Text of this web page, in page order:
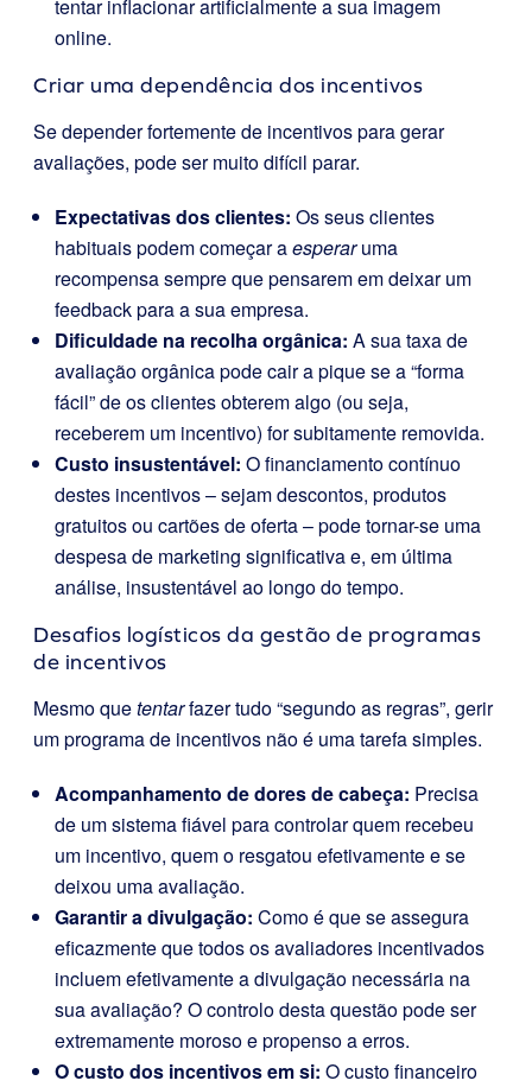
tentar inflacionar artificialmente a sua imagem
online.
Criar uma dependência dos incentivos
Se depender fortemente de incentivos para gerar
avaliações, pode ser muito difícil parar.
Expectativas dos clientes: Os seus clientes
habituais podem começar aesperaruma
recompensa sempre que pensarem em deixar um
feedback para a sua empresa.
Dificuldade na recolha orgânica: A sua taxa de
avaliação orgânica pode cair a pique se a “forma
fácil” de os clientes obterem algo (ou seja,
receberem um incentivo) for subitamente removida.
Custo insustentável: O financiamento contínuo
destes incentivos – sejam descontos, produtos
gratuitos ou cartões de oferta – pode tornar-se uma
despesa de marketing significativa e, em última
análise, insustentável ao longo do tempo.
Desafios logísticos da gestão de programas
de incentivos
Mesmo quetentarfazer tudo “segundo as regras”, gerir
um programa de incentivos não é uma tarefa simples.
Acompanhamento de dores de cabeça: Precisa
de um sistema fiável para controlar quem recebeu
um incentivo, quem o resgatou efetivamente e se
deixou uma avaliação.
Garantir a divulgação: Como é que se assegura
eficazmente que todos os avaliadores incentivados
incluem efetivamente a divulgação necessária na
sua avaliação? O controlo desta questão pode ser
extremamente moroso e propenso a erros.
O custo dos incentivos em si: O custo financeiro